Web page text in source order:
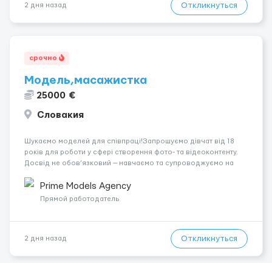
2 дня назад Откликнуться
срочно
Модель,масажистка
25000 €
Словакия
Шукаємо моделей для співпраці!Запрошуємо дівчат від 18
років для роботи у сфері створення фото- та відеоконтенту.
Досвід не обов’язковий — навчаємо та супроводжуємо на
конфіденційність і професійну підтримку. Працюємо офіційно,
поважаємо особ...
Prime Models Agency
Прямой работодатель
2 дня назад Откликнуться